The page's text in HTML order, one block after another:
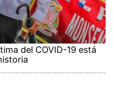
del COVID-19 está